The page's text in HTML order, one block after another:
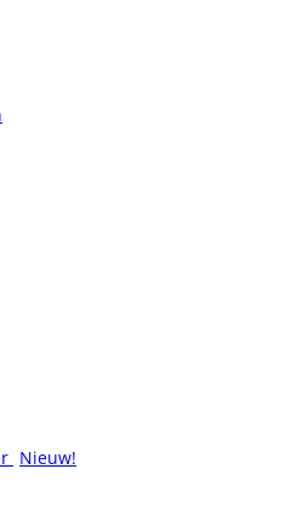
Nieuw!